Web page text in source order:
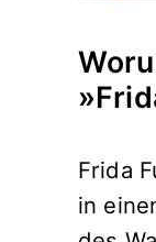
Frida
in